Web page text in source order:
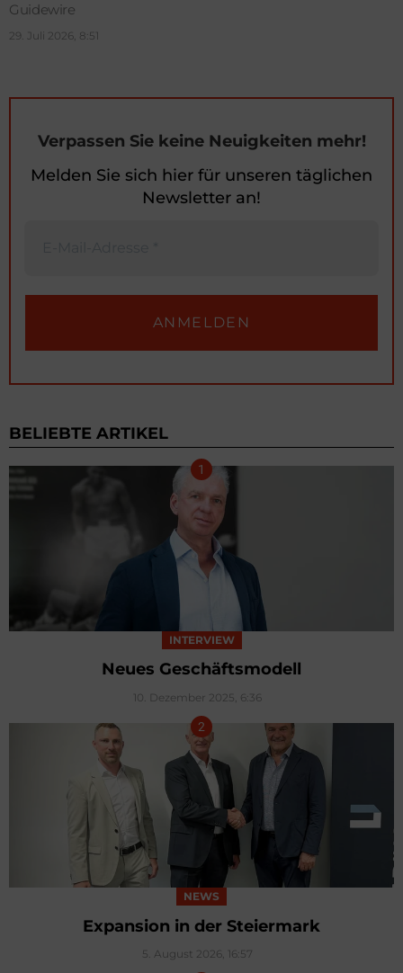
Guidewire
29. Juli 2026, 8:51
Verpassen Sie keine Neuigkeiten mehr!
Melden Sie sich hier für unseren täglichen
Newsletter an!
BELIEBTE ARTIKEL
INTERVIEW
Neues Geschäftsmodell
10. Dezember 2025, 6:36
NEWS
Expansion in der Steiermark
5. August 2026, 16:57